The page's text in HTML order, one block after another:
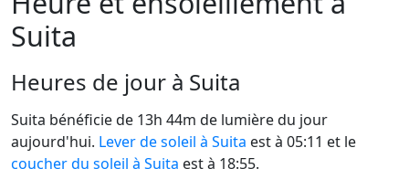
Suita
Heures de jour à Suita
Suita bénéficie de 13h 44m de lumière du jour
aujourd'hui. Lever de soleil à Suita est à 05:11 et le
coucher du soleil à Suita est à 18:55.